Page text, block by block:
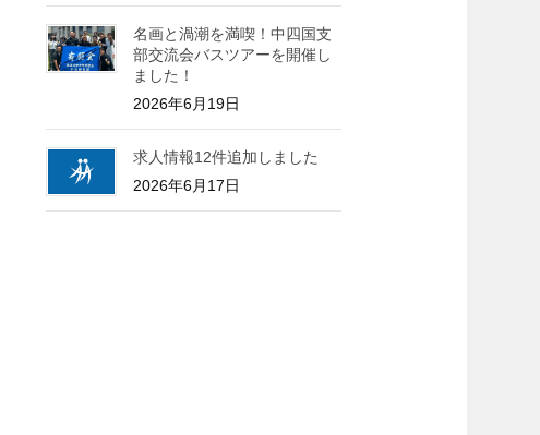
名画と渦潮を満喫！中四国支
部交流会バスツアーを開催し
ました！
2026年6月19日
求人情報12件追加しました
2026年6月17日